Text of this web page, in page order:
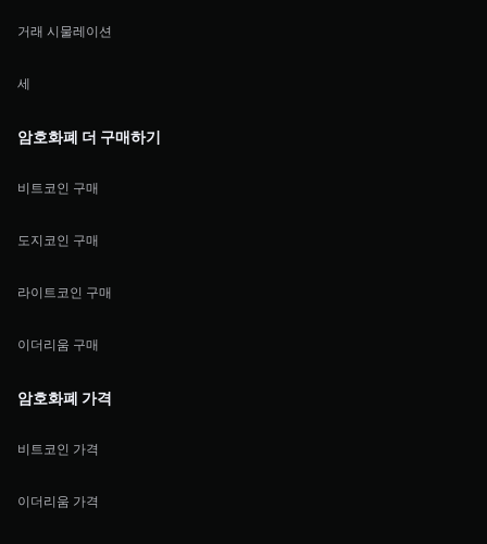
거래 시물레이션
세
암호화폐 더 구매하기
비트코인 구매
도지코인 구매
라이트코인 구매
이더리움 구매
암호화폐 가격
비트코인 가격
이더리움 가격